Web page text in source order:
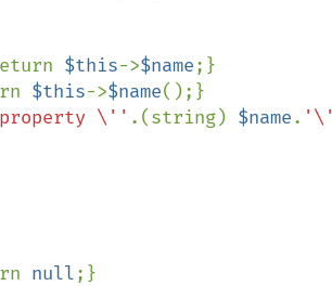
$this->$name;}
$this->$name();}
property \'' .(string) $name. '\'
null;}